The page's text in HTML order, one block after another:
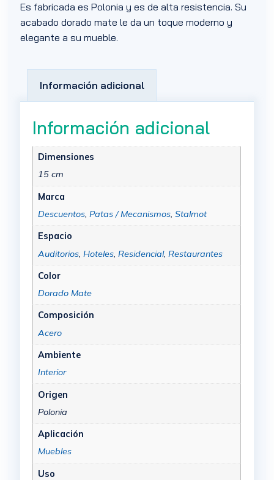
Es fabricada es Polonia y es de alta resistencia. Su
acabado dorado mate le da un toque moderno y
elegante a su mueble.
Información adicional
Información adicional
Dimensiones
15 cm
Marca
Descuentos, Patas / Mecanismos, Stalmot
Espacio
Auditorios, Hoteles, Residencial, Restaurantes
Color
Dorado Mate
Composición
Acero
Ambiente
Interior
Origen
Polonia
Aplicación
Muebles
Uso